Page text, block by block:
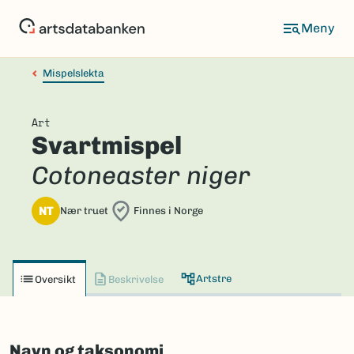
Mispelslekta
Art
Svartmispel
Cotoneaster niger
NT Nær truet Finnes i Norge
Oversikt Beskrivelse Artstre